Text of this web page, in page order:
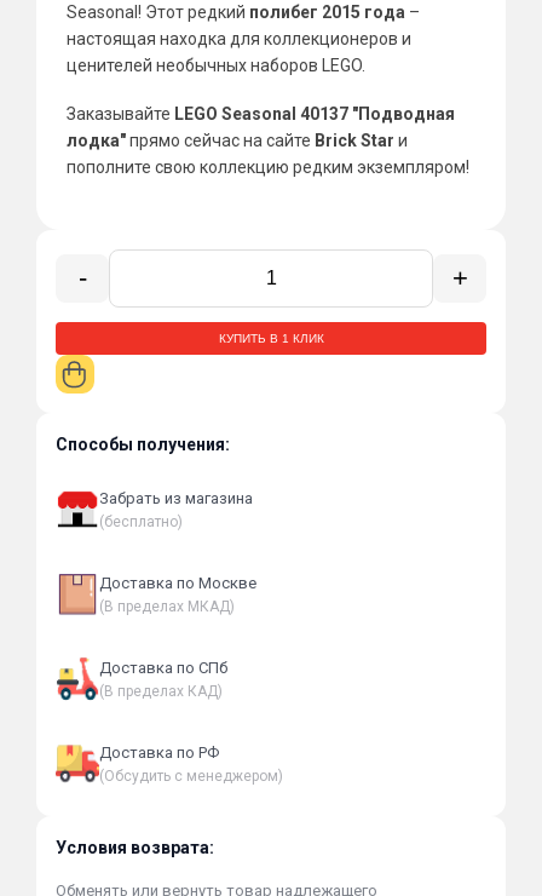
Seasonal! Этот редкий полибег 2015 года –
настоящая находка для коллекционеров и
ценителей необычных наборов LEGO.
Заказывайте LEGO Seasonal 40137 "Подводная
лодка"прямо сейчас на сайте Brick Star и
пополните свою коллекцию редким экземпляром!
- +
КУПИТЬ В 1 КЛИК
Способы получения:
Забрать из магазина
(бесплатно)
Доставка по Москве
(В пределах МКАД)
Доставка по СПб
(В пределах КАД)
Доставка по РФ
(Обсудить с менеджером)
Условия возврата:
Обменять или вернуть товар надлежащего